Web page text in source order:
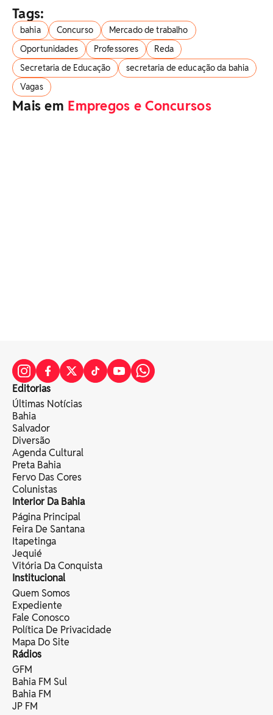
Tags:
bahia Concurso
Mercado de trabalho
Oportunidades
Professores
Reda
Secretaria de Educação
secretaria de educação da bahia
Vagas
Mais em Empregos e Concursos
Editorias
Últimas Notícias
Bahia
Salvador
Diversão
Agenda Cultural
Preta Bahia
Fervo Das Cores
Colunistas
Interior Da Bahia
Página Principal
Feira De Santana
Itapetinga
Jequié
Vitória Da Conquista
Institucional
Quem Somos
Expediente
Fale Conosco
Política De Privacidade
Mapa Do Site
Rádios
GFM
Bahia FM Sul
Bahia FM
JP FM